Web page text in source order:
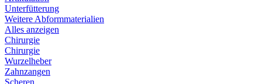
Unterfütterung
Weitere Abformmaterialien
Alles anzeigen
Chirurgie
Chirurgie
Wurzelheber
Zahnzangen
Scheren